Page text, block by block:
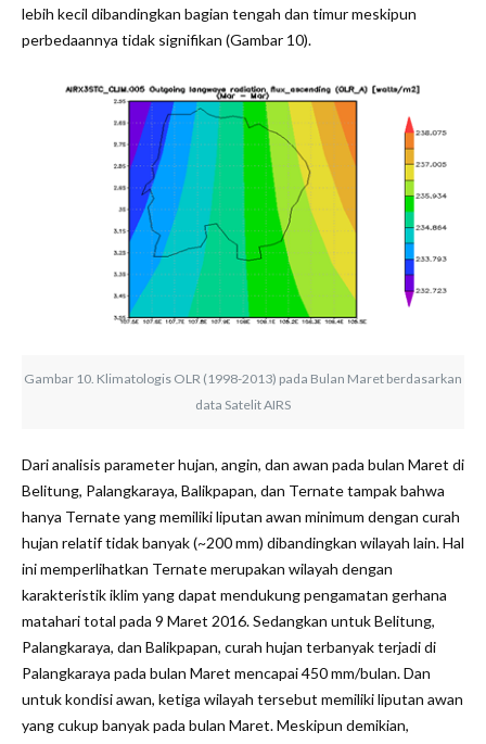
lebih kecil dibandingkan bagian tengah dan timur meskipun
perbedaannya tidak signifikan (Gambar 10).
Gambar 10. Klimatologis OLR (1998-2013) pada Bulan Maret berdasarkan
data Satelit AIRS
Dari analisis parameter hujan, angin, dan awan pada bulan Maret di
Belitung, Palangkaraya, Balikpapan, dan Ternate tampak bahwa
hanya Ternate yang memiliki liputan awan minimum dengan curah
hujan relatif tidak banyak (~200 mm) dibandingkan wilayah lain. Hal
ini memperlihatkan Ternate merupakan wilayah dengan
karakteristik iklim yang dapat mendukung pengamatan gerhana
matahari total pada 9 Maret 2016. Sedangkan untuk Belitung,
Palangkaraya, dan Balikpapan, curah hujan terbanyak terjadi di
Palangkaraya pada bulan Maret mencapai 450 mm/bulan. Dan
untuk kondisi awan, ketiga wilayah tersebut memiliki liputan awan
yang cukup banyak pada bulan Maret. Meskipun demikian,